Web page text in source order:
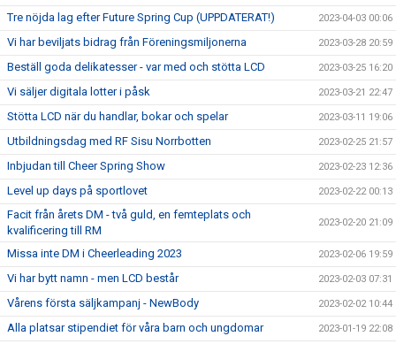
Tre nöjda lag efter Future Spring Cup (UPPDATERAT!) 2023-04-03 00:06
Vi har beviljats bidrag från Föreningsmiljonerna 2023-03-28 20:59
Beställ goda delikatesser - var med och stötta LCD 2023-03-25 16:20
Vi säljer digitala lotter i påsk 2023-03-21 22:47
Stötta LCD när du handlar, bokar och spelar 2023-03-11 19:06
Utbildningsdag med RF Sisu Norrbotten 2023-02-25 21:57
Inbjudan till Cheer Spring Show 2023-02-23 12:36
Level up days på sportlovet 2023-02-22 00:13
Facit från årets DM - två guld, en femteplats och
kvalificering till RM
2023-02-20 21:09
Missa inte DM i Cheerleading 2023 2023-02-06 19:59
Vi har bytt namn - men LCD består 2023-02-03 07:31
Vårens första säljkampanj - NewBody 2023-02-02 10:44
Alla platsar stipendiet för våra barn och ungdomar 2023-01-19 22:08